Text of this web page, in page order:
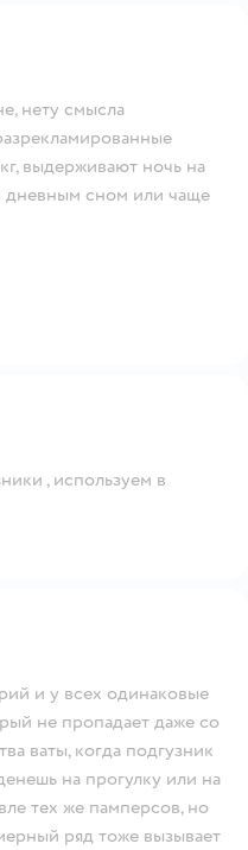
нету смысла
выдерживают ночь на
сном или чаще
, используем в
и у всех одинаковые
не пропадает даже со
ваты, когда подгузник
на прогулку или на
тех же памперсов, но
ряд тоже вызывает